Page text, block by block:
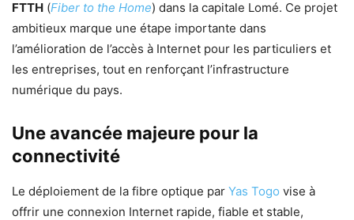
FTTH (Fiber to the Home) dans la capitale Lomé. Ce projet
ambitieux marque une étape importante dans
l’amélioration de l’accès à Internet pour les particuliers et
les entreprises, tout en renforçant l’infrastructure
numérique du pays.
Une avancée majeure pour la
connectivité
Le déploiement de la fibre optique par Yas Togo vise à
offrir une connexion Internet rapide, fiable et stable,